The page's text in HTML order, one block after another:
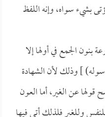
بشيء سواه، وإنه اللفظ
بنون الجمع في أولها إلا
] وذلك لأن الشهادة
قولها عن الغير، أما العون